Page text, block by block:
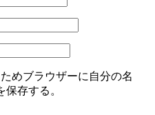
めブラウザーに自分の名
存する。